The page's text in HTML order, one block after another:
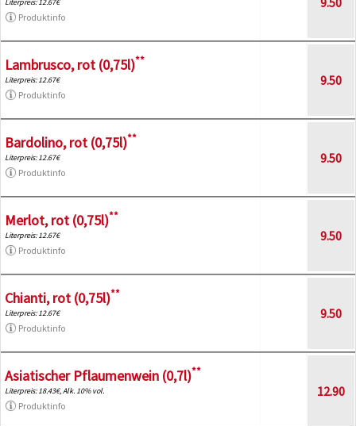
Produktinfo
Lambrusco, rot (0,75l)**
Literpreis: 12.67€
Produktinfo
9.50
Bardolino, rot (0,75l)**
Literpreis: 12.67€
Produktinfo
9.50
Merlot, rot (0,75l)**
Literpreis: 12.67€
Produktinfo
9.50
Chianti, rot (0,75l)**
Literpreis: 12.67€
Produktinfo
9.50
Asiatischer Pflaumenwein (0,7l)**
Literpreis: 18.43€, Alk. 10% vol.
Produktinfo
12.90